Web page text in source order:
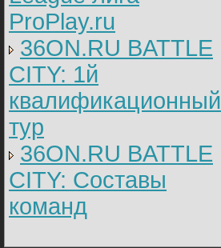
ProPlay.ru
36ON.RU BATTLE
CITY: 1й
квалификационный
тур
36ON.RU BATTLE
CITY: Составы
команд